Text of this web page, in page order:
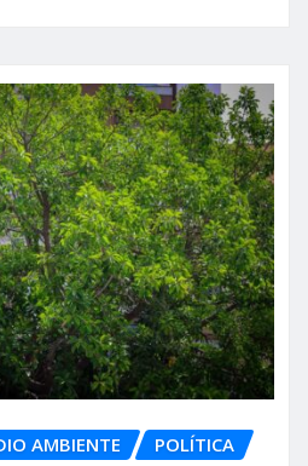
AMBIENTE POLÍTICA